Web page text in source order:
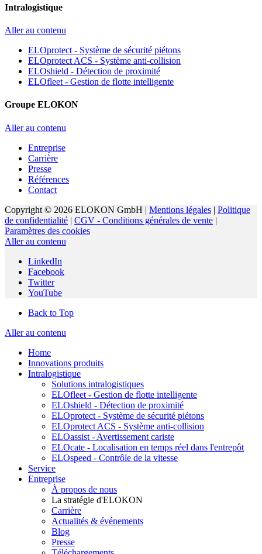
Intralogistique
Aller au contenu
ELOprotect - Système de sécurité piétons
ELOprotect ACS - Système anti-collision
ELOshield - Détection de proximité
ELOfleet - Gestion de flotte intelligente
Groupe ELOKON
Aller au contenu
Entreprise
Carrière
Presse
Références
Contact
Copyright © 2026 ELOKON GmbH | Mentions légales | Politique
de confidentialité | CGV - Conditions générales de vente |
Paramètres des cookies
Aller au contenu
LinkedIn
Facebook
Twitter
YouTube
Back to Top
Aller au contenu
Home
Innovations produits
Intralogistique
Solutions intralogistiques
ELOfleet - Gestion de flotte intelligente
ELOshield - Détection de proximité
ELOprotect - Système de sécurité piétons
ELOprotect ACS - Système anti-collision
ELOassist - Avertissement cariste
ELOcate - Localisation en temps réel dans l'entrepôt
ELOspeed - Contrôle de la vitesse
Service
Entreprise
À propos de nous
La stratégie d'ELOKON
Carrière
Actualités & événements
Blog
Presse